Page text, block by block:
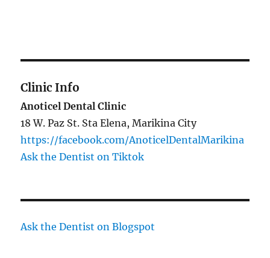
Clinic Info
Anoticel Dental Clinic
18 W. Paz St. Sta Elena, Marikina City
https://facebook.com/AnoticelDentalMarikina
Ask the Dentist on Tiktok
Ask the Dentist on Blogspot